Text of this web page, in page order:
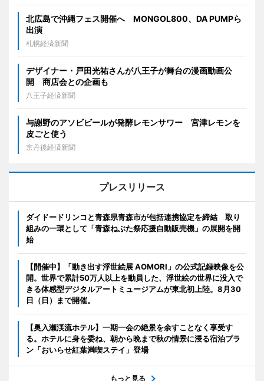
北広島で沖縄フェス開催へ MONGOL800、DA PUMPら
出演
札幌経済新聞
デザイナー・戸田光祐さんが八王子が舞台の漫画動画公
開 商店会との企画も
八王子経済新聞
与謝野のアソビビールが発酵レモンサワー 宮津レモンを
皮ごと使う
京丹後経済新聞
プレスリリース
ダイドードリンコと青森県青森市が包括連携協定を締結 取り
組みの一環として「青森ねぶた祭応援自動販売機」の展開を開
始
【開催中】「動き出す浮世絵展 AOMORI」の公式記録映像を公
開。世界で累計50万人以上を動員した、浮世絵の世界に没入で
きる体感型デジタルアートミュージアムが東北初上陸。8月30
日（日）まで開催。
【奥入瀬渓流ホテル】一期一会の絶景を余すことなく享受す
る。ホテルに身を委ね、朝から晩まで秋の情景に浸る宿泊プラ
ン「おいらせ紅葉満喫ステイ」登場
もっと見る